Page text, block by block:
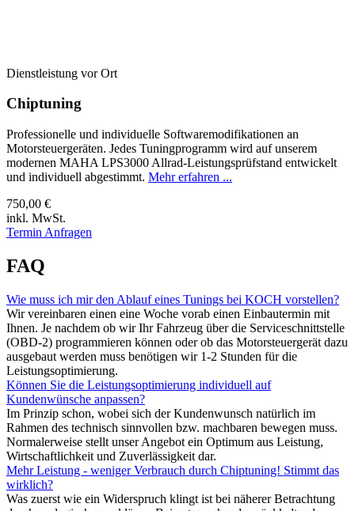
Dienstleistung vor Ort
Chiptuning
Professionelle und individuelle Softwaremodifikationen an
Motorsteuergeräten. Jedes Tuningprogramm wird auf unserem
modernen MAHA LPS3000 Allrad-Leistungsprüfstand entwickelt
und individuell abgestimmt. Mehr erfahren ...
750,00 €
inkl. MwSt.
Termin Anfragen
FAQ
Wie muss ich mir den Ablauf eines Tunings bei KOCH vorstellen?
Wir vereinbaren einen eine Woche vorab einen Einbautermin mit
Ihnen. Je nachdem ob wir Ihr Fahrzeug über die Serviceschnittstelle
(OBD-2) programmieren können oder ob das Motorsteuergerät dazu
ausgebaut werden muss benötigen wir 1-2 Stunden für die
Leistungsoptimierung.
Können Sie die Leistungsoptimierung individuell auf
Kundenwünsche anpassen?
Im Prinzip schon, wobei sich der Kundenwunsch natürlich im
Rahmen des technisch sinnvollen bzw. machbaren bewegen muss.
Normalerweise stellt unser Angebot ein Optimum aus Leistung,
Wirtschaftlichkeit und Zuverlässigkeit dar.
Mehr Leistung - weniger Verbrauch durch Chiptuning! Stimmt das
wirklich?
Was zuerst wie ein Widerspruch klingt ist bei näherer Betrachtung